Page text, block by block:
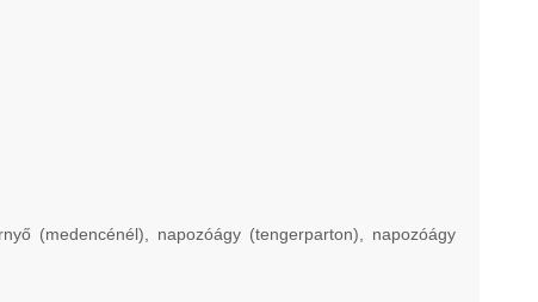
(medencénél), napozóágy (tengerparton), napozóágy